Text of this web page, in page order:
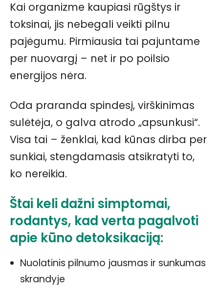
Kai organizme kaupiasi rūgštys ir
toksinai, jis nebegali veikti pilnu
pajėgumu. Pirmiausia tai pajuntame
per nuovargį – net ir po poilsio
energijos nėra.
Oda praranda spindesį, virškinimas
sulėtėja, o galva atrodo „apsunkusi“.
Visa tai – ženklai, kad kūnas dirba per
sunkiai, stengdamasis atsikratyti to,
ko nereikia.
Štai keli dažni simptomai,
rodantys, kad verta pagalvoti
apie kūno detoksikaciją:
Nuolatinis pilnumo jausmas ir sunkumas
skrandyje